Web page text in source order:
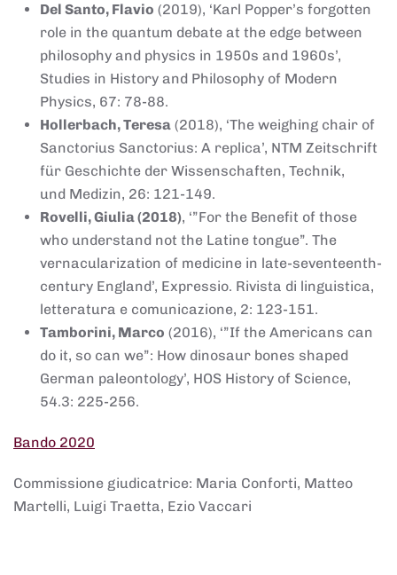
Del Santo, Flavio (2019), ‘Karl Popper’s forgotten
role in the quantum debate at the edge between
philosophy and physics in 1950s and 1960s’,
Studies in History and Philosophy of Modern
Physics, 67: 78-88.
Hollerbach, Teresa (2018), ‘The weighing chair of
Sanctorius Sanctorius: A replica’, NTM Zeitschrift
für Geschichte der Wissenschaften, Technik,
und Medizin, 26: 121-149.
Rovelli, Giulia (2018), ‘”For the Benefit of those
who understand not the Latine tongue”. The
vernacularization of medicine in late-seventeenth-
century England’, Expressio. Rivista di linguistica,
letteratura e comunicazione, 2: 123-151.
Tamborini, Marco (2016), ‘”If the Americans can
do it, so can we”: How dinosaur bones shaped
German paleontology’, HOS History of Science,
54.3: 225-256.
Bando 2020
Commissione giudicatrice: Maria Conforti, Matteo
Martelli, Luigi Traetta, Ezio Vaccari